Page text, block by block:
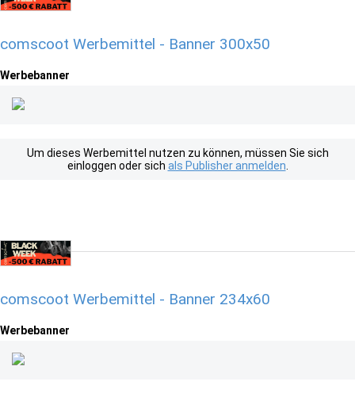
comscoot Werbemittel - Banner 300x50
Werbebanner
Um dieses Werbemittel nutzen zu können, müssen Sie sich
einloggen oder sich als Publisher anmelden
comscoot Werbemittel - Banner 234x60
Werbebanner